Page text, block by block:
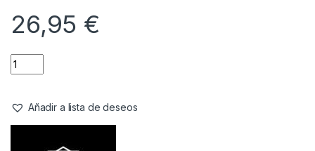
26,95 €
Añadir a lista de deseos